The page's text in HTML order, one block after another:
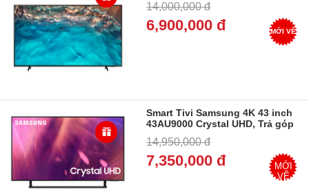
Máy Dung Vượng, Trả góp 0%
14,000,000 đ
6,900,000 đ MỚI VỀ
Smart Tivi Samsung 4K 43 inch
43AU9000 Crystal UHD, Trả góp
14,950,000 đ
7,350,000 đ
MỚI
VỀ